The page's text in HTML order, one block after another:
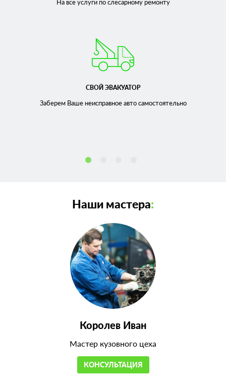
На все услуги по слесарномуремонту
СВОЙ ЭВАКУАТОР
Заберем Ваше неисправноеавто самостоятельно
Наши мастера:
Королев Иван
Мастер кузовного цеха
КОНСУЛЬТАЦИЯ